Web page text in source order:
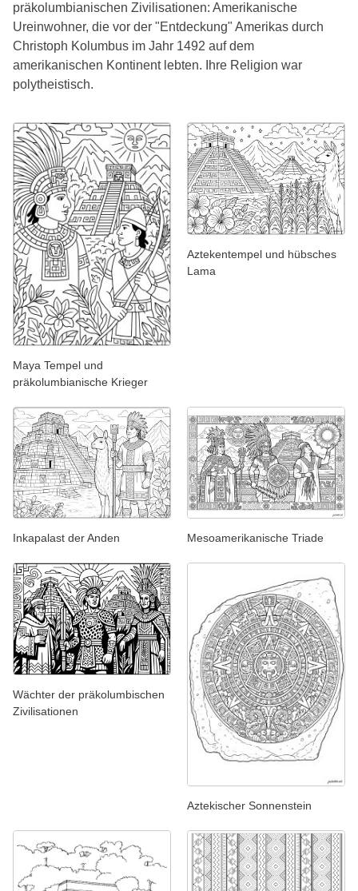
präkolumbianischen Zivilisationen: Amerikanische
Ureinwohner, die vor der "Entdeckung" Amerikas durch
Christoph Kolumbus im Jahr 1492 auf dem
amerikanischen Kontinent lebten. Ihre Religion war
polytheistisch.
Maya Tempel und
präkolumbianische Krieger
Aztekentempel und hübsches
Lama
Inkapalast der Anden Mesoamerikanische Triade
Wächter der präkolumbischen
Zivilisationen
Aztekischer Sonnenstein